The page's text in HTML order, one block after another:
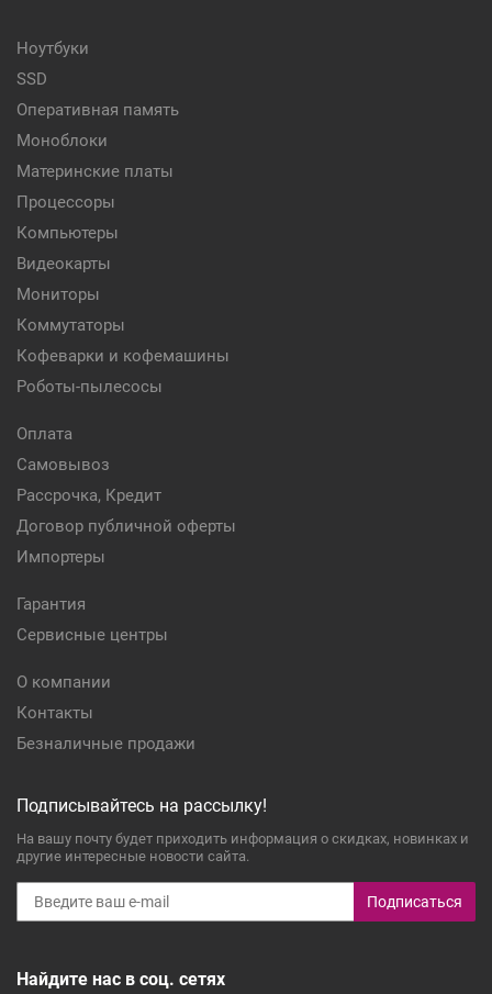
Ноутбуки
SSD
Оперативная память
Моноблоки
Материнские платы
Процессоры
Компьютеры
Видеокарты
Мониторы
Коммутаторы
Кофеварки и кофемашины
Роботы-пылесосы
Оплата
Самовывоз
Рассрочка, Кредит
Договор публичной оферты
Импортеры
Гарантия
Сервисные центры
О компании
Контакты
Безналичные продажи
Подписывайтесь на рассылку!
На вашу почту будет приходить информация о скидках, новинках и
другие интересные новости сайта.
Подписаться
Найдите нас в соц. сетях